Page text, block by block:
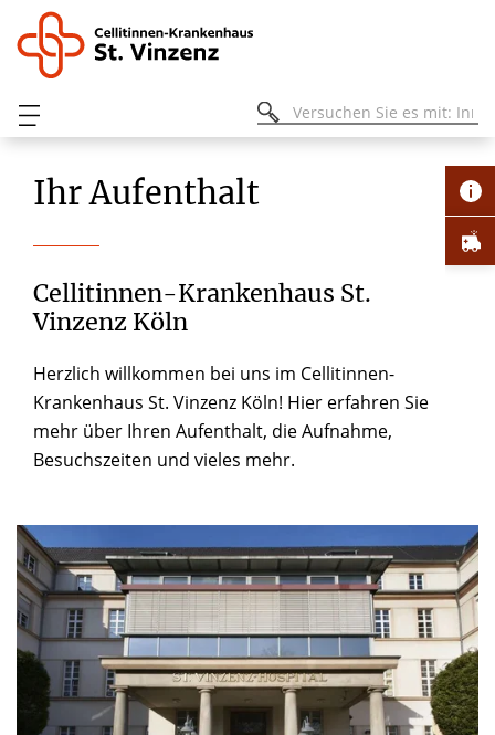
Ihr Aufenthalt
Cellitinnen-Krankenhaus St.
Vinzenz Köln
Herzlich willkommen bei uns im Cellitinnen-
Krankenhaus St. Vinzenz Köln! Hier erfahren Sie
mehr über Ihren Aufenthalt, die Aufnahme,
Besuchszeiten und vieles mehr.